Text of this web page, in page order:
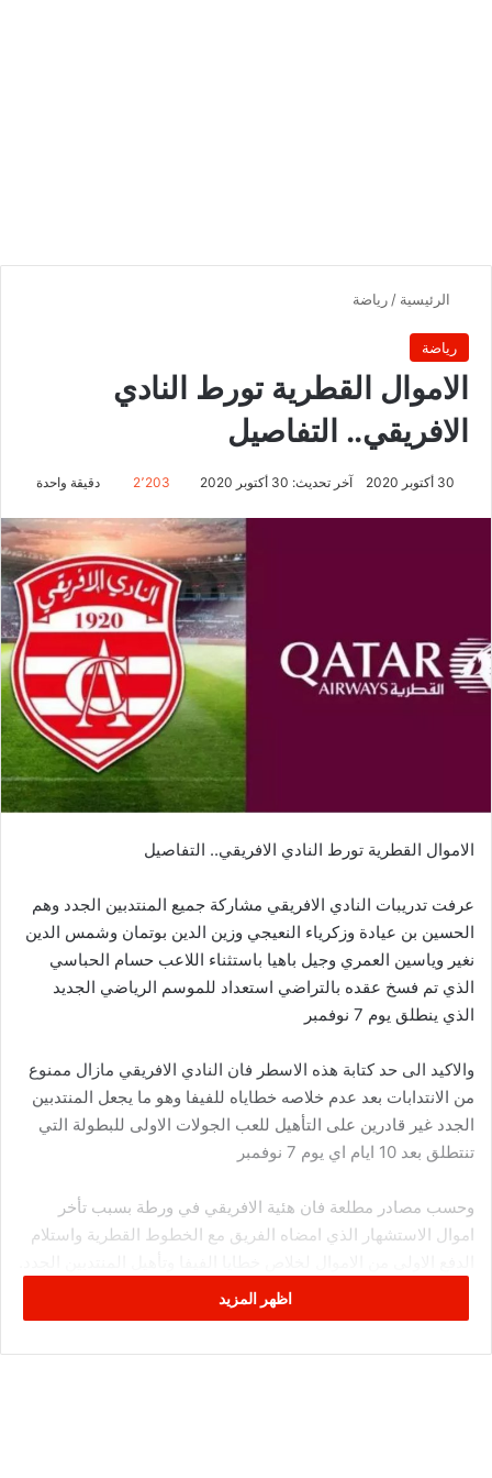
الرئيسية / رياضة
رياضة
الاموال القطرية تورط النادي
الافريقي.. التفاصيل
30 أكتوبر 2020 آخر تحديث: 30 أكتوبر 2020 2٬203 دقيقة واحدة
الاموال القطرية تورط النادي الافريقي.. التفاصيل
عرفت تدريبات النادي الافريقي مشاركة جميع المنتدبين الجدد وهم
الحسين بن عيادة وزكرياء النعيجي وزين الدين بوتمان وشمس الدين
نغير وياسين العمري وجيل باهيا باستثناء اللاعب حسام الحباسي
الذي تم فسخ عقده بالتراضي استعداد للموسم الرياضي الجديد
الذي ينطلق يوم 7 نوفمبر
والاكيد الى حد كتابة هذه الاسطر فان النادي الافريقي مازال ممنوع
من الانتدابات بعد عدم خلاصه خطاياه للفيفا وهو ما يجعل المنتدبين
الجدد غير قادرين على التأهيل للعب الجولات الاولى للبطولة التي
تنتطلق بعد 10 ايام اي يوم 7 نوفمبر
وحسب مصادر مطلعة فان هئية الافريقي في ورطة بسبب تأخر
اموال الاستشهار الذي امضاه الفريق مع الخطوط القطرية واستلام
في المقابل مازالت الادراة لم تحسم المفاوضات مع الحرس القديم
اظهر المزيد